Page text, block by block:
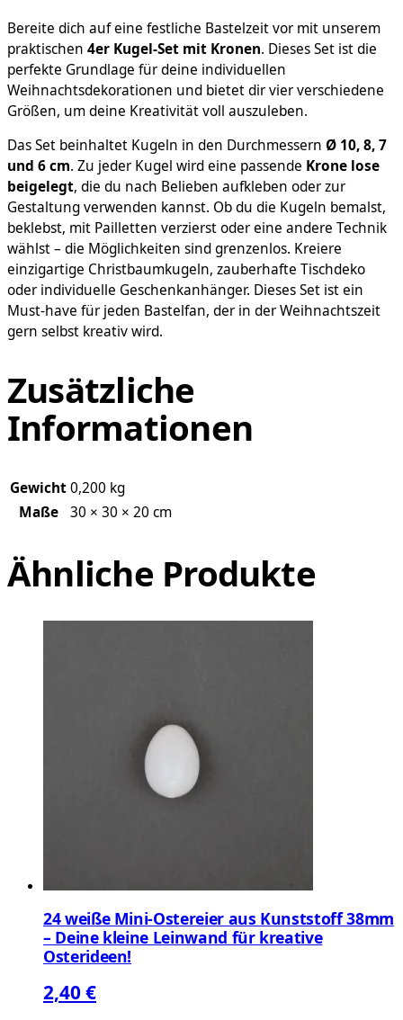
königliche
Weihnachtsideen!
Menge
Bereite dich auf eine festliche Bastelzeit vor mit unserem
praktischen 4er Kugel-Set mit Kronen. Dieses Set ist die
perfekte Grundlage für deine individuellen
Weihnachtsdekorationen und bietet dir vier verschiedene
Größen, um deine Kreativität voll auszuleben.
Das Set beinhaltet Kugeln in den Durchmessern Ø 10, 8, 7
und 6 cm. Zu jeder Kugel wird eine passende Krone lose
beigelegt, die du nach Belieben aufkleben oder zur
Gestaltung verwenden kannst. Ob du die Kugeln bemalst,
beklebst, mit Pailletten verzierst oder eine andere Technik
wählst – die Möglichkeiten sind grenzenlos. Kreiere
einzigartige Christbaumkugeln, zauberhafte Tischdeko
oder individuelle Geschenkanhänger. Dieses Set ist ein
Must-have für jeden Bastelfan, der in der Weihnachtszeit
gern selbst kreativ wird.
Zusätzliche
Informationen
Gewicht0,200 kg
Maße
30 × 30 × 20 cm
Ähnliche Produkte
24 weiße Mini-Ostereier aus Kunststoff 38mm
– Deine kleine Leinwand für kreative
Osterideen!
2,40€